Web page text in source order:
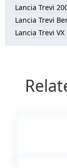
Lancia Trevi
Lancia Trevi
Lancia Trevi VX